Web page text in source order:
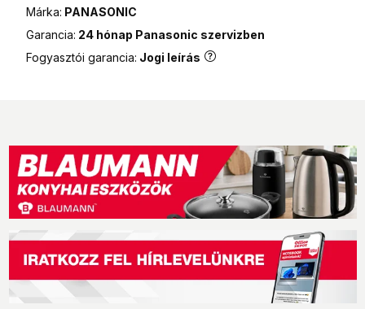
Márka: PANASONIC
Garancia: 24 hónap Panasonic szervizben
Fogyasztói garancia: Jogi leírás
990 Ft